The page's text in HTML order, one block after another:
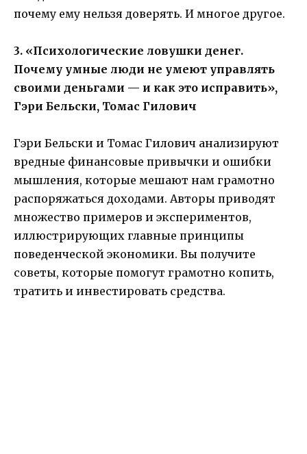
почему ему нельзя доверять. И многое другое.
3. «Психологические ловушки денег.
Почему умные люди не умеют управлять
своими деньгами — и как это исправить»,
Гэри Бельски, Томас Гилович
Гэри Бельски и Томас Гилович анализируют
вредные финансовые привычки и ошибки
мышления, которые мешают нам грамотно
распоряжаться доходами. Авторы приводят
множество примеров и экспериментов,
иллюстрирующих главные принципы
поведенческой экономики. Вы получите
советы, которые помогут грамотно копить,
тратить и инвестировать средства.